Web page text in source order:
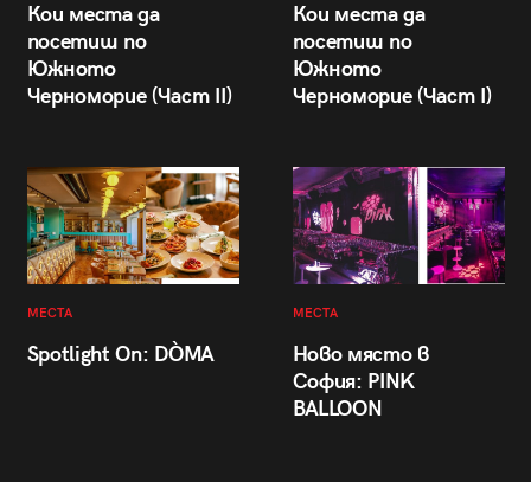
Кои места да
посетиш по
Южното
Черноморие (Част II)
Кои места да
посетиш по
Южното
Черноморие (Част I)
МЕСТА
Spotlight On: DÒMA
МЕСТА
Ново място в
София: PINK
BALLOON